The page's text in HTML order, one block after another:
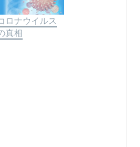
ロナウイルス
真相